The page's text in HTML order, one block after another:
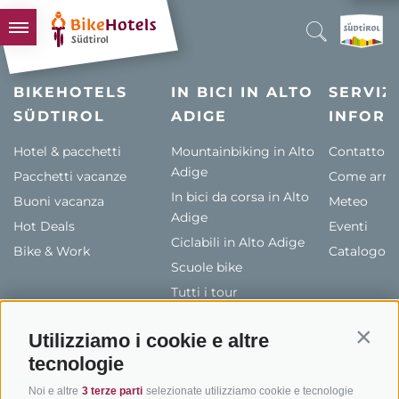
Utilizziamo i cookie e altre
tecnologie
Noi e altre 3 terze parti selezionate utilizziamo cookie e tecnologie
BIKEHOTELS
HOTELS & PACCHETTI
TOUR & TERRITORI
L'ALTO ADIGE & NOI
INFO UTILI
BIKEHOTELS
SÜDTIROL
Hotel & pacchetti
Pacchetti vacanze
Buoni vacanza
Hot Deals
Bike & Work
IN BICI IN ALTO
ADIGE
Mountainbiking in Alto
Adige
In bici da corsa in Alto
Adige
Ciclabili in Alto Adige
Scuole bike
Tutti i tour
Contatto
Come
Meteo
Eventi
Catalogo